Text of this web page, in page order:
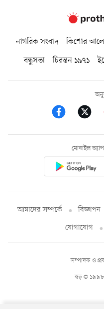
নাগরিক সংবাদ কিশোর
বন্ধুসভা
চিরন্তন ১৯৭১
মোবাইল
আমাদের সম্পর্কে বিজ্ঞাপন
যোগাযোগ
স্বত্ব ©
সম্পাদক ও